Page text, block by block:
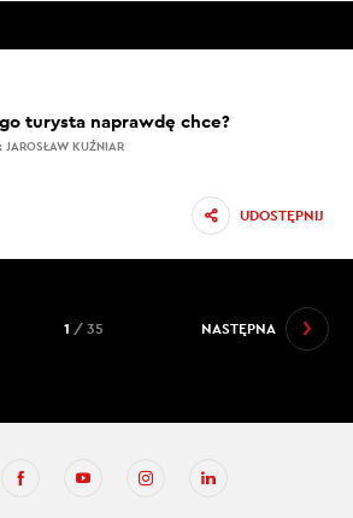
turysta naprawdę chce?
JAROSŁAW KUŹNIAR
UDOSTĘPNIJ
NASTĘPNA
1 / 35